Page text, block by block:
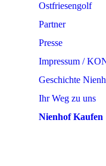
Ostfriesengolf
Partner
Presse
Impressum /
Geschichte
Ihr Weg zu uns
Nienhof Kaufen